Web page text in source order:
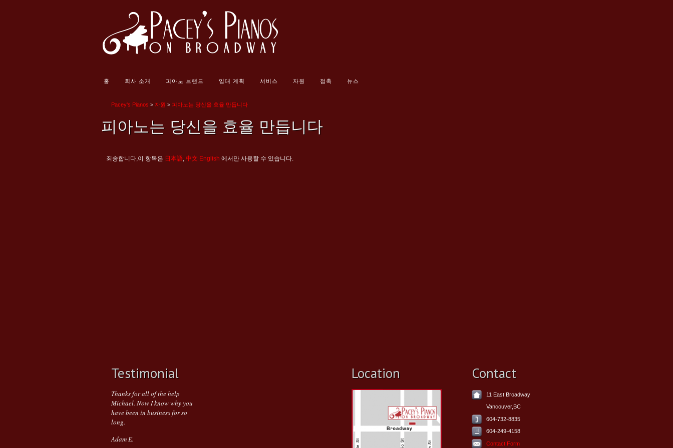
홈 회사 소개 피아노 브랜드 임대 계획 서비스 자원 접촉 뉴스
Pacey's Pianos > 자원 > 피아노는 당신을 효율 만듭니다
피아노는 당신을 효율 만듭니다
죄송합니다,이 항목은 日本語, 中文 English 에서만 사용할 수 있습니다.
Testimonial
Thanks for all of the help
Michael. Now I know why you
have been in business for so
long.
Adam E.
Location Contact
11 East Broadway
Vancouver,BC
604-732-8835
604-249-4158
Contact Form